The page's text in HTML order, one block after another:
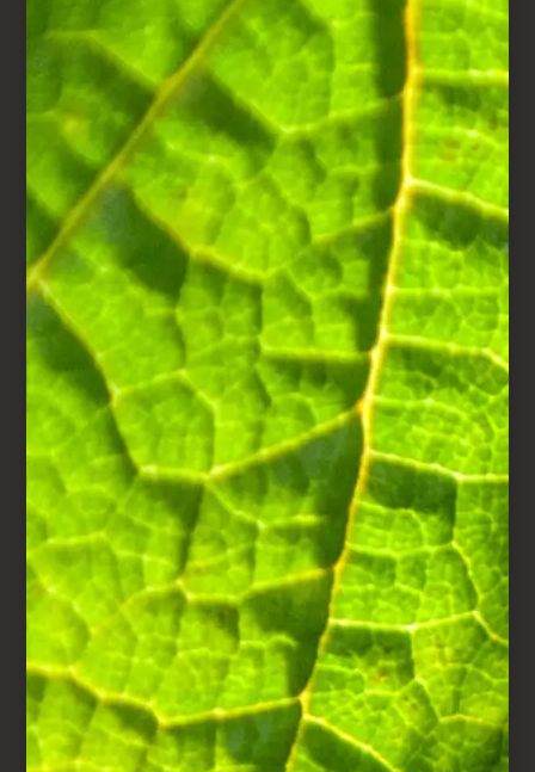
Voeg de citroenschil en
het citroensap toe en mix
opnieuw.
STAP 4
Doe een paar ijsblokjes
in een shaker en voeg het
mengsel van aardbeien,
champagne en
basilicumsuiker toe.
Schud alles goed door
elkaar, zeef het en schenk
het in een glas.
STAP 5
Voeg opnieuw een beetje
champagne toe als u dat
wilt.
Aardbeiencocktail